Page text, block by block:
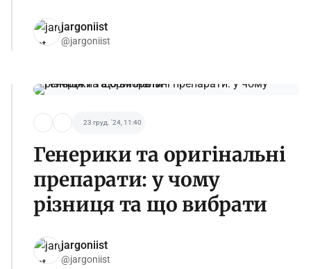
jargoniist
@jargoniist
23 груд. '24, 11:40
Генерики та оригінальні
препарати: у чому
різниця та що вибрати
jargoniist
@jargoniist